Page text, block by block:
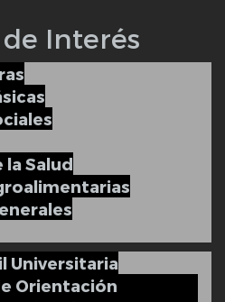
Interés
la Salud
Universitaria
Orientación